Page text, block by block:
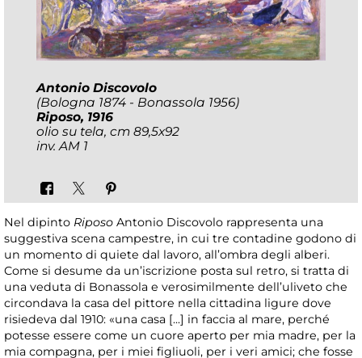
Antonio Discovolo
(Bologna 1874 - Bonassola 1956)
Riposo, 1916
olio su tela, cm 89,5x92
inv. AM 1
Nel dipinto Riposo Antonio Discovolo rappresenta una
suggestiva scena campestre, in cui tre contadine godono di
un momento di quiete dal lavoro, all’ombra degli alberi.
Come si desume da un’iscrizione posta sul retro, si tratta di
una veduta di Bonassola e verosimilmente dell’uliveto che
circondava la casa del pittore nella cittadina ligure dove
risiedeva dal 1910: «una casa [...] in faccia al mare, perché
potesse essere come un cuore aperto per mia madre, per la
mia compagna, per i miei figliuoli, per i veri amici; che fosse